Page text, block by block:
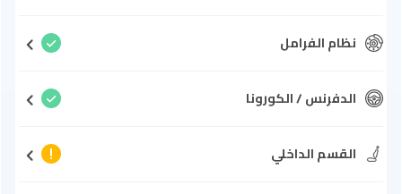
نظام الفرامل
الدفرنس / الكورونا
القسم الداخلي